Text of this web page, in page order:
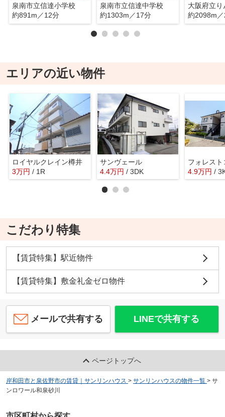
泉南市立信達小学校
約891m／12分
泉南市立信達中学校
約1303m／17分
約2098m
エリアの近い物件
ロイヤルクレイン樽井
3万円 / 1R
サンヴェール
4.4万円 / 3DK
フォレス
4.9万円 /
こだわり特集
【賃貸特集】駅近物件
【賃貸特集】敷金礼金ゼロ物件
メールで共有する LINEで共有する
ページトップへ
岸和田市と泉佐野市の賃貸｜サンリンハウス > サンリンハウスの物件一覧 > サ
ンロワール和泉砂川